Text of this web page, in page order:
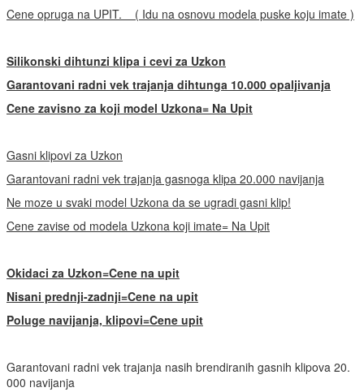
Cene opruga na UPIT. ( Idu na osnovu modela puske koju imate )
Silikonski dihtunzi klipa i cevi za Uzkon
Garantovani radni vek trajanja dihtunga 10.000 opaljivanja
Cene zavisno za koji model Uzkona= Na Upit
Gasni klipovi za Uzkon
Garantovani radni vek trajanja gasnoga klipa 20.000 navijanja
Ne moze u svaki model Uzkona da se ugradi gasni klip!
Cene zavise od modela Uzkona koji imate= Na Upit
Okidaci za Uzkon=Cene na upit
Nisani prednji-zadnji=Cene na upit
Poluge navijanja, klipovi=Cene upit
Garantovani radni vek trajanja nasih brendiranih gasnih klipova 20.
000 navijanja